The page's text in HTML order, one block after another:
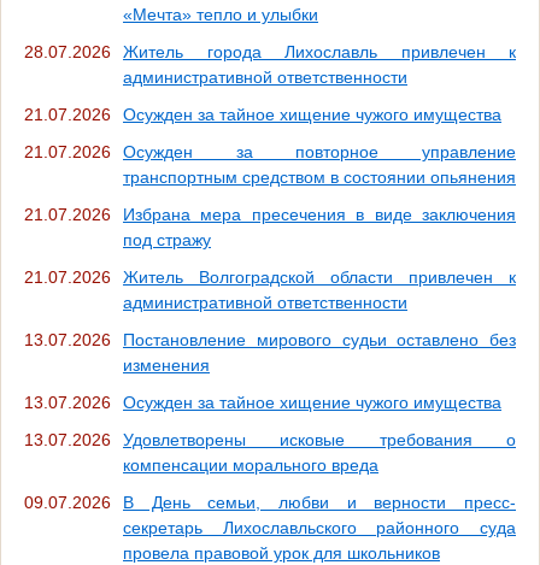
«Мечта» тепло и улыбки
28.07.2026
Житель города Лихославль привлечен к
административной ответственности
21.07.2026
Осужден за тайное хищение чужого имущества
21.07.2026
Осужден за повторное управление
транспортным средством в состоянии опьянения
21.07.2026
Избрана мера пресечения в виде заключения
под стражу
21.07.2026
Житель Волгоградской области привлечен к
административной ответственности
13.07.2026
Постановление мирового судьи оставлено без
изменения
13.07.2026
Осужден за тайное хищение чужого имущества
13.07.2026
Удовлетворены исковые требования о
компенсации морального вреда
09.07.2026
В День семьи, любви и верности пресс-
секретарь Лихославльского районного суда
провела правовой урок для школьников